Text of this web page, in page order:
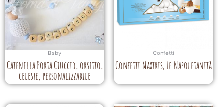
Baby
Catenella Porta Ciuccio, orsetto,
celeste, personalizzabile
Confetti
Confetti Maxtris, Le Napoletanità